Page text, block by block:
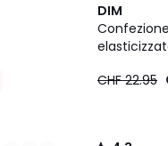
DIM
CHF 22.95
4.3
/ 5
5
Colori